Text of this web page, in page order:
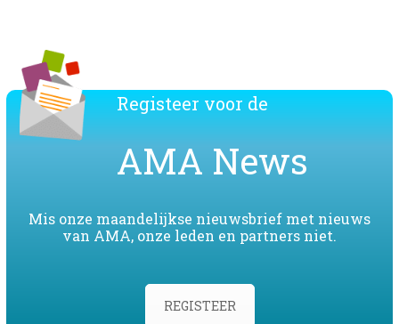
Registeer voor de
AMA News
Mis onze maandelijkse nieuwsbrief met nieuws
van AMA, onze leden en partners niet.
REGISTEER